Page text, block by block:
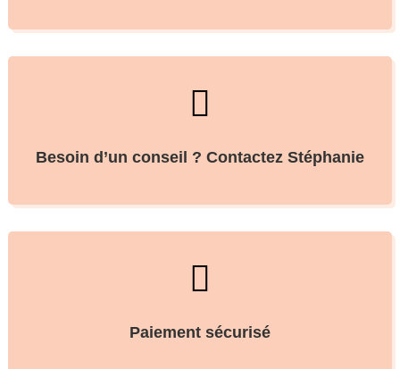

Besoin d’un conseil ? Contactez Stéphanie

Paiement sécurisé